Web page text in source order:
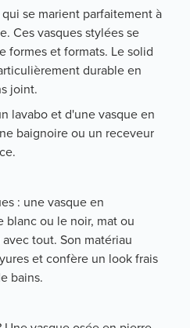
se marient parfaitement à
Ces vasques stylées se
formes et formats. Le solid
durable en
joint.
lavabo et d'une vasque en
baignoire ou un receveur
: une vasque en
blanc ou le noir, mat ou
tout. Son matériau
et confère un look frais
bains.